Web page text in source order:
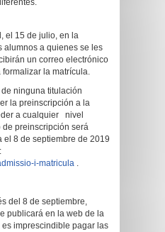
el 15 de julio, en la
alumnos a quienes se les
un correo electrónico
la matrícula.
ninguna titulación
la preinscripción a la
a cualquier nivel
preinscripción será
el 8 de septiembre de 2019
i-matricula .
del 8 de septiembre,
publicará en la web de la
es imprescindible pagar las